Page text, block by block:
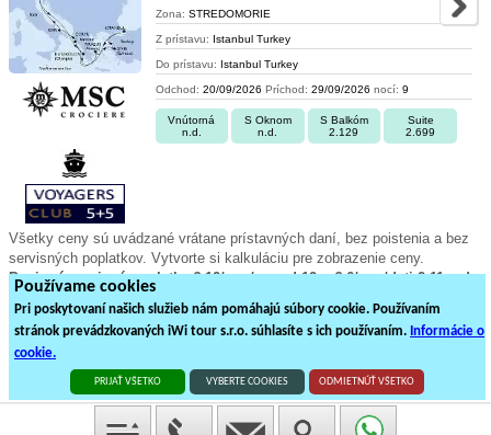
Používame cookies
Pri poskytovaní našich služieb nám pomáhajú súbory cookie. Používaním
stránok prevádzkovaných iWi tour s.r.o. súhlasíte s ich používaním. Informácie o
cookie.
PRIJAŤ VŠETKO VYBERTE COOKIES ODMIETNÚŤ VŠETKO
Zona: STREDOMORIE
Z prístavu: Istanbul Turkey
Do prístavu: Istanbul Turkey
Odchod: 20/09/2026 Príchod: 29/09/2026 nocí: 9
Vnútorná
n.d.
S Oknom
n.d.
S Balkóm
2.129
Suite
2.699
Všetky ceny sú uvádzané vrátane prístavných daní, bez poistenia a bez
servisných poplatkov. Vytvorte si kalkuláciu pre zobrazenie ceny.
Povinné servisné poplatky € 12/noc/os. od 12r., € 6/noc/deti 2-11r., do
1 2 3 4 5 6 7 8 9
492plavieb loďou na25stránkách